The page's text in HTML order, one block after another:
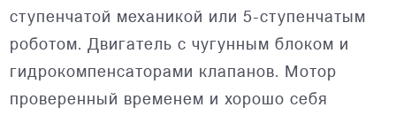
ступенчатой механикой или 5-ступенчатым
роботом. Двигатель с чугунным блоком и
гидрокомпенсаторами клапанов. Мотор
проверенный временем и хорошо себя